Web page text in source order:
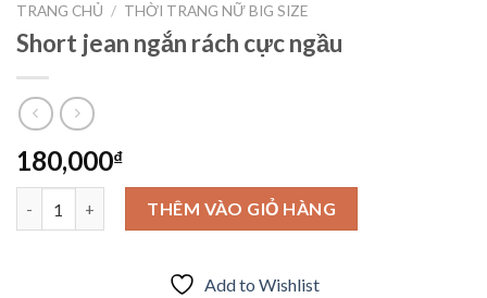
TRANG CHỦ / THỜI TRANG NỮ BIG SIZE
Short jean ngắn rách cực ngầu
180,000₫
Short jean ngắn rách cực ngầu số lượng
THÊM VÀO GIỎ HÀNG
Add to Wishlist